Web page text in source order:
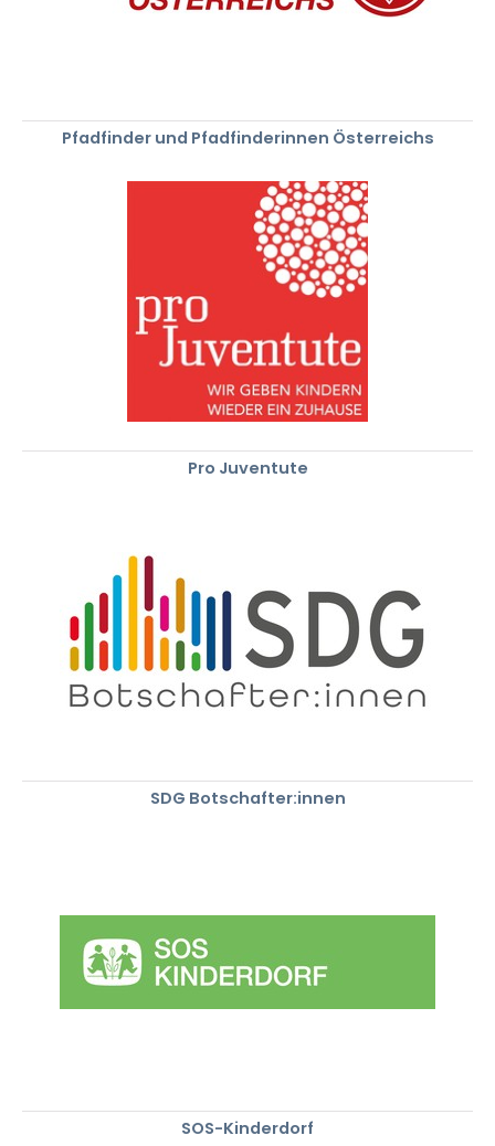
Pfadfinder und Pfadfinderinnen Österreichs
Pro Juventute
SDG Botschafter:innen
SOS-Kinderdorf